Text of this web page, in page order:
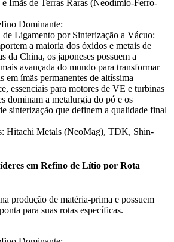
e Ímãs de Terras Raras (Neodímio-Ferro-
Dominante:
de Ligamento por Sinterização a Vácuo:
a maioria dos óxidos e metais de
da China, os japoneses possuem a
avançada do mundo para transformar
em ímãs permanentes de altíssima
essenciais para motores de VE e turbinas
dominam a metalurgia do pó e os
sinterização que definem a qualidade final
Hitachi Metals (NeoMag), TDK, Shin-
em Refino de Lítio por Rota
produção de matéria-prima e possuem
para suas rotas específicas.